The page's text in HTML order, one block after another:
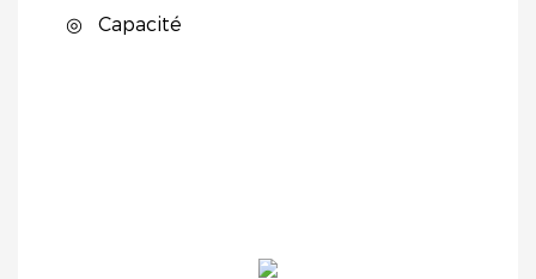
◎
Capacité